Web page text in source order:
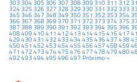
303 304 305 306 307 308 309 310 311 312
324 325 326 327 328 329 330 331 332 333
345 346 347 348 349 350 351 352 353 354
366 367 368 369 370 371 372 373 374 375
387 388 389 390 391 392 393 394 395 396
408 409 410 411 412 413 414 415 416 417
429 430 431 432 433 434 435 436 437 438
450 451 452 453 454 455 456 457 458 459
471 472 473 474 475 476 477 478 479 480
492 493 494 495 496 497 Próximo »